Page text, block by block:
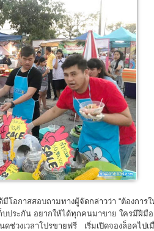
โอกาสสอบถามทางผู้จัดกล่าวว่า “ต้องการ
บประกัน อยากให้ได้ทุกคนมาขาย ใครมีฝีมื
ช่วงเวลาโปรขายฟรี เริ่มเปิดจองล็อคไปเ